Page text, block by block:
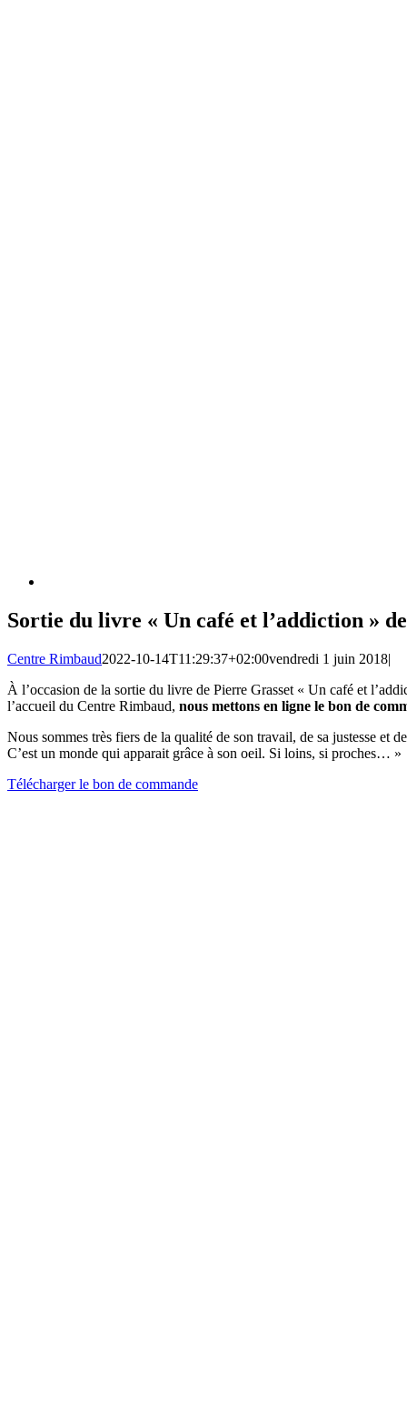
Sortie du livre « Un café et l’addiction »
Centre Rimbaud2022-10-14T11:29:37+02:00vendredi 1 juin 2018|
À l’occasion de la sortie du livre de Pierre Grasset « Un café et
l’accueil du Centre Rimbaud, nous mettons en ligne le bon de
Nous sommes très fiers de la qualité de son travail, de sa justesse et
C’est un monde qui apparait grâce à son oeil. Si loins, si proches… »
Télécharger le bon de commande